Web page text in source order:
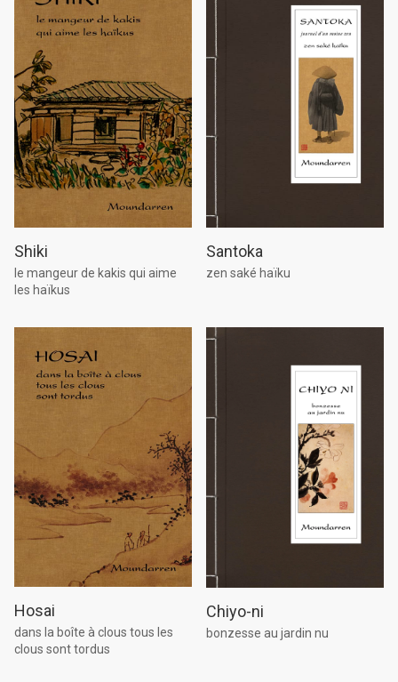
Shiki
le mangeur de kakis qui aime
les haïkus
Santoka
zen saké haïku
Hosai
dans la boîte à clous tous les
clous sont tordus
Chiyo-ni
bonzesse au jardin nu